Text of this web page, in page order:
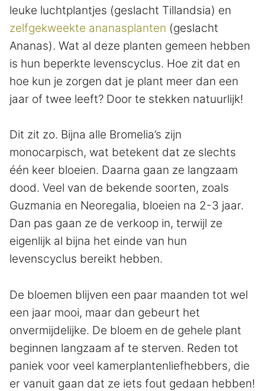
leuke luchtplantjes (geslacht Tillandsia) en
zelfgekweekte ananasplanten (geslacht
Ananas). Wat al deze planten gemeen hebben
is hun beperkte levenscyclus. Hoe zit dat en
hoe kun je zorgen dat je plant meer dan een
jaar of twee leeft? Door te stekken natuurlijk!
Dit zit zo. Bijna alle Bromelia’s zijn
monocarpisch, wat betekent dat ze slechts
één keer bloeien. Daarna gaan ze langzaam
dood. Veel van de bekende soorten, zoals
Guzmania en Neoregalia, bloeien na 2-3 jaar.
Dan pas gaan ze de verkoop in, terwijl ze
eigenlijk al bijna het einde van hun
levenscyclus bereikt hebben.
De bloemen blijven een paar maanden tot wel
een jaar mooi, maar dan gebeurt het
onvermijdelijke. De bloem en de gehele plant
beginnen langzaam af te sterven. Reden tot
paniek voor veel kamerplantenliefhebbers, die
er vanuit gaan dat ze iets fout gedaan hebben!